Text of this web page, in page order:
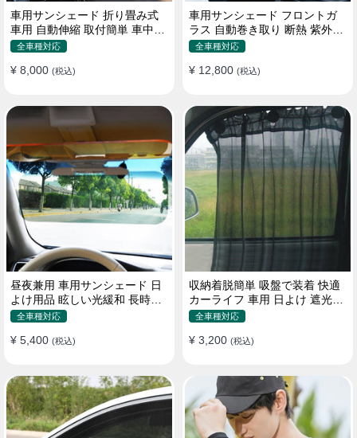
車用サンシェード 折り畳み式
車用 自動伸縮 取付簡単 車中泊
紫外線UVカット 仮眠 断熱
全車種対応
¥ 8,000 (税込)
車用サンシェード フロントガ
ラス 自動巻き取り 断熱 紫外線
UVカット 取付収納便利
全車種対応
¥ 12,800 (税込)
昼夜兼用 車用サンシェード 日
よけ用品 眩しい光緩和 長時間
運転 特殊遮光素材
全車種対応
¥ 5,400 (税込)
収納着脱簡単 吸盤で装着 快適
カーライフ 車用 日よけ 遮光
UVカット 通気
全車種対応
¥ 3,200 (税込)